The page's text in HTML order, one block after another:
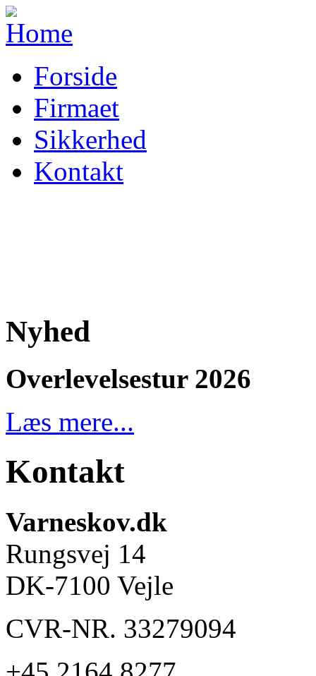
Forside
Firmaet
Sikkerhed
Kontakt
Nyhed
Overlevelsestur 2026
Læs mere...
Kontakt
Varneskov.dk
Rungsvej 14
DK-7100 Vejle
CVR-NR. 33279094